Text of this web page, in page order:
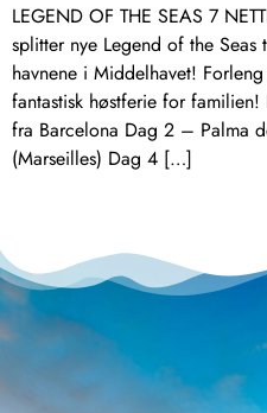
LEGEND OF THE SEAS 7
splitter nye Legend of the
havnene i Middelhavet!
fantastisk høstferie for familien!
fra Barcelona Dag 2 – Palma
(Marseilles) Dag 4 […]